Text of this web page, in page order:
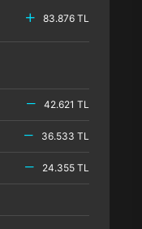
83.876 TL
42.621 TL
36.533 TL
24.355 TL